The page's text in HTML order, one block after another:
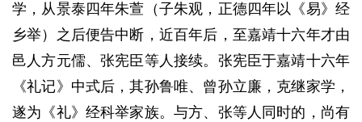
学，从景泰四年朱萱（子朱观，正德四年以《易》经
乡举）之后便告中断，近百年后，至嘉靖十六年才由
邑人方元儒、张宪臣等人接续。张宪臣于嘉靖十六年
《礼记》中式后，其孙鲁唯、曾孙立廉，克继家学，
遂为《礼》经科举家族。与方、张等人同时的，尚有